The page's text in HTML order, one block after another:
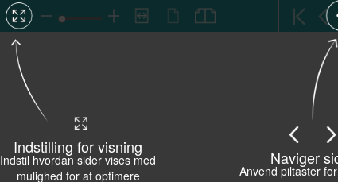
Indstilling for visning
Indstil hvordan sider vises med
mulighed for at optimere
Naviger
Anvend piltaster